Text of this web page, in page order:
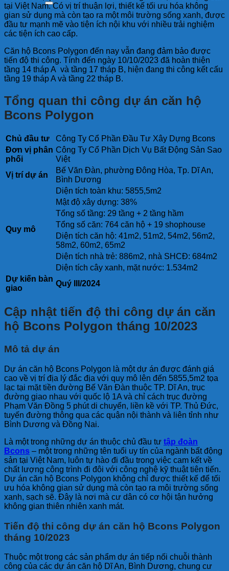
tại Việt Nam. Có vị trí thuận lợi, thiết kế tối ưu hóa không
gian sử dụng mà còn tạo ra một môi trường sống xanh, được
đầu tư mạnh mẽ vào tiện ích nội khu với nhiều trải nghiệm
các tiện ích cao cấp.
Căn hộ Bcons Polygon đến nay vẫn đang đảm bảo được
tiến độ thi công. Tính đến ngày 10/10/2023 đã hoàn thiện
tầng 14 tháp A và tầng 17 tháp B, hiện đang thi công kết cấu
tầng 19 tháp A và tầng 22 tháp B.
Tổng quan thi công dự án căn hộ
Bcons Polygon
Chủ đầu tư
Công Ty Cổ Phần Đầu Tư Xây Dựng Bcons
Đơn vị phân
phối
Công Ty Cổ Phần Dịch Vụ Bất Động Sản Sao
Việt
Vị trí dự án
Bế Văn Đàn, phường Đông Hòa, Tp. Dĩ An,
Bình Dương
Quy mô
Diện tích toàn khu: 5855,5m2
Mật độ xây dựng: 38%
Tổng số tầng: 29 tầng + 2 tầng hầm
Tổng số căn: 764 căn hộ + 19 shophouse
Diện tích căn hộ: 41m2, 51m2, 54m2, 56m2,
58m2, 60m2, 65m2
Diện tích nhà trẻ: 886m2, nhà SHCĐ: 684m2
Diện tích cây xanh, mặt nước: 1.534m2
Dự kiến bàn
giao
Quý III/2024
Cập nhật tiến độ thi công dự án căn
hộ Bcons Polygon tháng 10/2023
Mô tả dự án
Dự án căn hộ Bcons Polygon là một dự án được đánh giá
cao về vị trí địa lý đắc địa với quy mô lên đến 5855,5m2 tọa
lạc tại mặt tiền đường Bế Văn Đàn thuộc TP. Dĩ An, trục
đường giao nhau với quốc lộ 1A và chỉ cách trục đường
Phạm Văn Đồng 5 phút di chuyển, liền kề với TP. Thủ Đức,
tuyến đường thông qua các quận nội thành và liên tỉnh như
Bình Dương và Đồng Nai.
Là một trong những dự án thuộc chủ đầu tư tập đoàn
Bcons – một trong những tên tuổi uy tín của ngành bất động
sản tại Việt Nam, luôn tự hào đi đầu trong việc cam kết về
chất lượng công trình đi đôi với công nghệ kỹ thuật tiên tiến.
Dự án căn hộ Bcons Polygon không chỉ được thiết kế để tối
ưu hóa không gian sử dụng mà còn tạo ra môi trường sống
xanh, sạch sẽ. Đây là nơi mà cư dân có cơ hội tận hưởng
không gian thiên nhiên xanh mát.
Tiến độ thi công dự án căn hộ Bcons Polygon
tháng 10/2023
Thuộc một trong các sản phẩm dự án tiếp nối chuỗi thành
công của các dự án căn hộ Dĩ An, Bình Dương, chung cư